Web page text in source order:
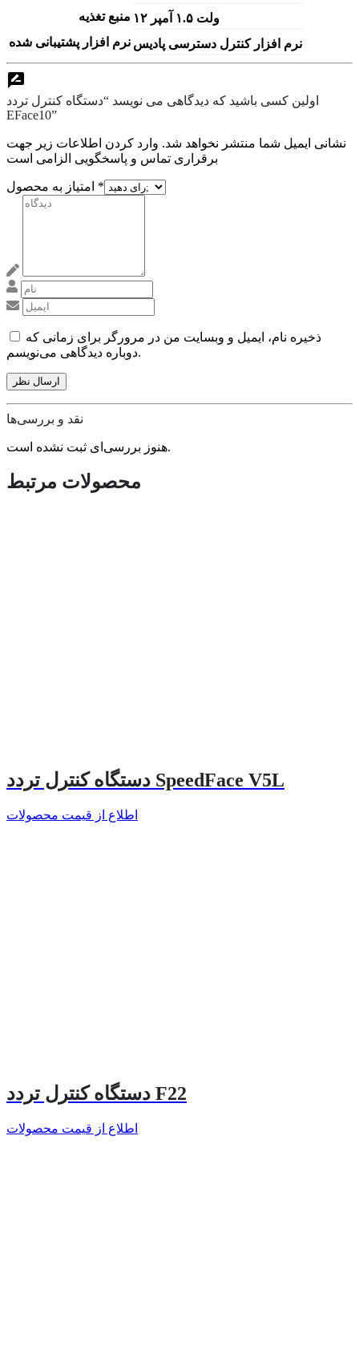
منبع تغذیه
۱۲ ولت ۱.۵ آمپر
نرم افزار پشتیبانی شده نرم افزار کنترل دسترسی پادیس
اولین کسی باشید که دیدگاهی می نویسد “دستگاه کنترل تردد
EFace10”
نشانی ایمیل شما منتشر نخواهد شد. وارد کردن اطلاعات زیر جهت
برقراری تماس و پاسخگویی الزامی است
*
ذخیره نام، ایمیل و وبسایت من در مرورگر برای زمانی که
دوباره دیدگاهی می‌نویسم.
نقد و بررسی‌ها
هنوز بررسی‌ای ثبت نشده است.
محصولات مرتبط
دستگاه کنترل تردد SpeedFace V5L
اطلاع از قیمت محصولات
دستگاه کنترل تردد F22
اطلاع از قیمت محصولات